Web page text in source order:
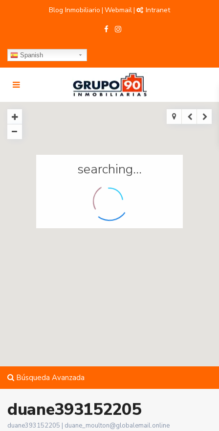
Blog Inmobiliario | Webmail| Intranet
Spanish
searching...
Búsqueda Avanzada
duane393152205
duane393152205 | duane_moulton@globalemail.online